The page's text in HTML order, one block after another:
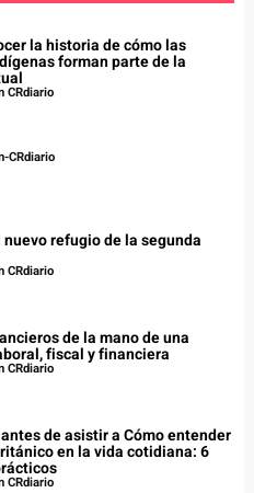
la historia de cómo las
forman parte de la
CRdiario
CRdiario
refugio de la segunda
CRdiario
de la mano de una
fiscal y financiera
CRdiario
de asistir a Cómo entender
en la vida cotidiana: 6
CRdiario